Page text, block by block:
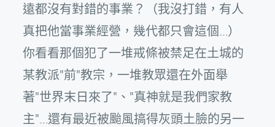
遠都沒有對錯的事業？（我沒打錯，有人
真把他當事業經營，幾代都只會這個…）
你看看那個犯了一堆戒條被禁足在土城的
某教派"前"教宗，一堆教眾還在外面舉
著"世界末日來了"、"真神就是我們家教
主"…還有最近被颱風搞得灰頭土臉的另一